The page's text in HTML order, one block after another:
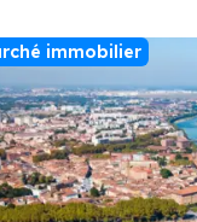
immobilier